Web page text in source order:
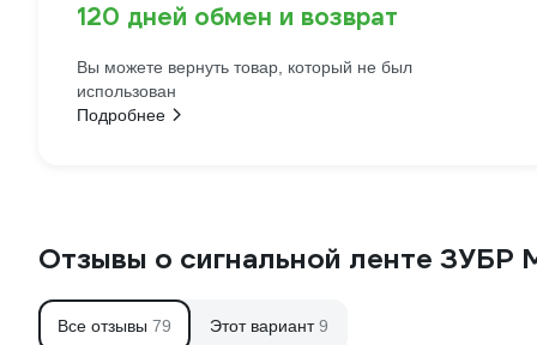
120 дней обмен и возврат
Вы можете вернуть товар, который не был
использован
Подробнее
Отзывы о сигнальной ленте
Все отзывы 79 Этот вариант9